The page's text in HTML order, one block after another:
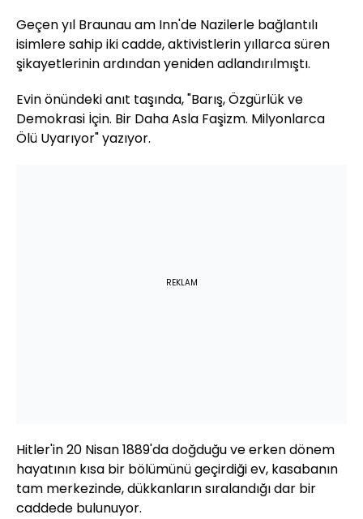
Geçen yıl Braunau am Inn'de Nazilerle bağlantılı
isimlere sahip iki cadde, aktivistlerin yıllarca süren
şikayetlerinin ardından yeniden adlandırılmıştı.
Evin önündeki anıt taşında, "Barış, Özgürlük ve
Demokrasi İçin. Bir Daha Asla Faşizm. Milyonlarca
Ölü Uyarıyor" yazıyor.
REKLAM
Hitler'in 20 Nisan 1889'da doğduğu ve erken dönem
hayatının kısa bir bölümünü geçirdiği ev, kasabanın
tam merkezinde, dükkanların sıralandığı dar bir
caddede bulunuyor.